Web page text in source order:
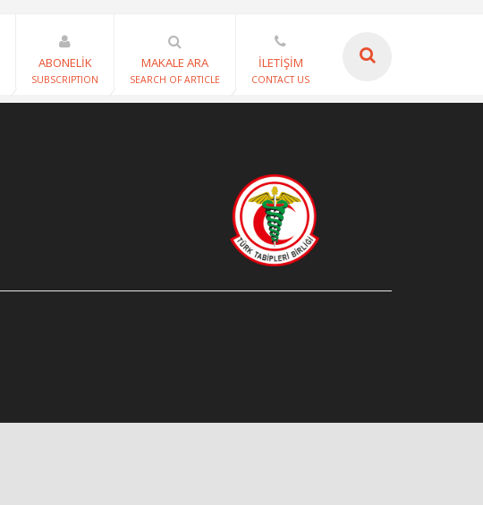
ABONELİK
SUBSCRIPTION
MAKALE ARA
SEARCH OF ARTICLE
İLETİŞİM
CONTACT US